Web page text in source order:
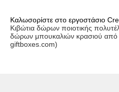
Καλωσορίστε στο εργοστάσιο
Κιβώτια δώρων ποιοτικής
δώρων μπουκαλιών κρασιού από
giftboxes.com)